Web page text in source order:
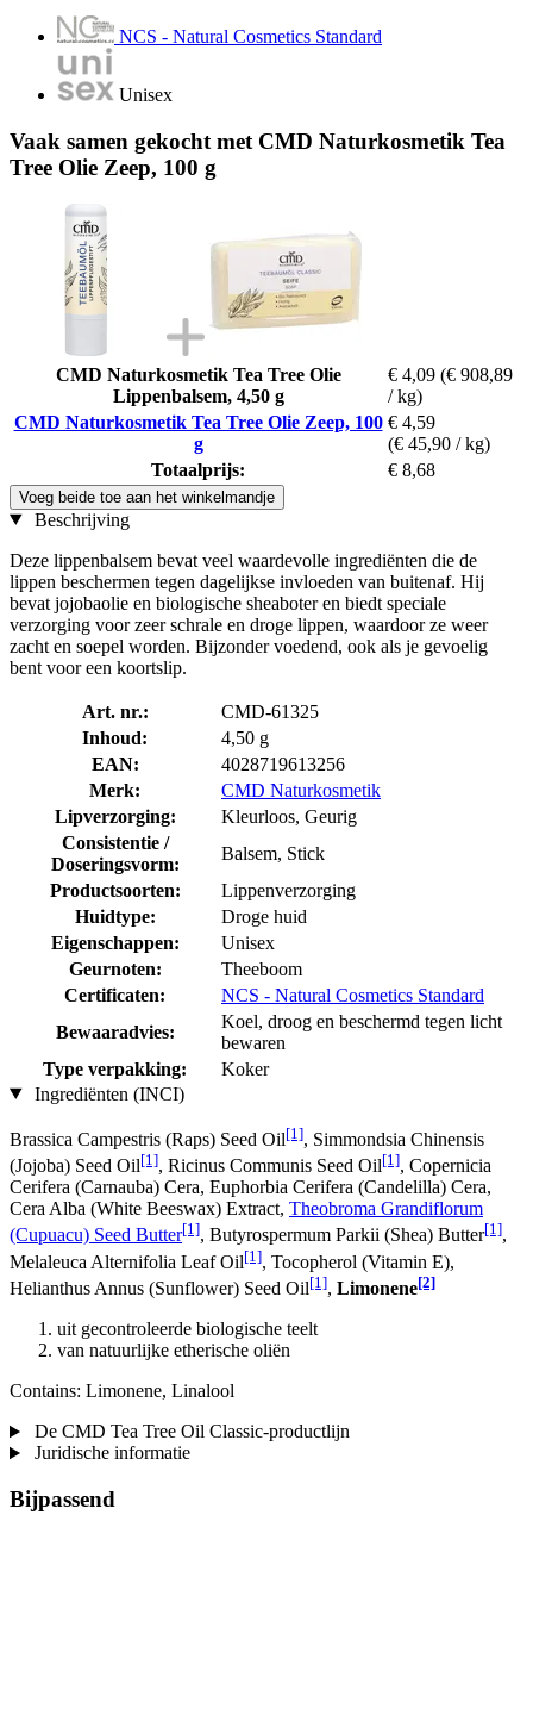
NCS - Natural Cosmetics Standard
Unisex
Vaak samen gekocht met CMD Naturkosmetik Tea
Tree Olie Zeep, 100 g
CMD Naturkosmetik Tea Tree Olie
Lippenbalsem, 4,50 g
€ 4,09 (€ 908,89
/ kg)
CMD Naturkosmetik Tea Tree Olie Zeep, 100
g
€ 4,59
(€ 45,90 / kg)
Totaalprijs:
€ 8,68
Voeg beide toe aan het winkelmandje
Beschrijving
Deze lippenbalsem bevat veel waardevolle ingrediënten die de
lippen beschermen tegen dagelijkse invloeden van buitenaf. Hij
bevat jojobaolie en biologische sheaboter en biedt speciale
verzorging voor zeer schrale en droge lippen, waardoor ze weer
zacht en soepel worden. Bijzonder voedend, ook als je gevoelig
bent voor een koortslip.
Art. nr.:
CMD-61325
Inhoud:
4,50 g
EAN:
4028719613256
Merk:
CMD Naturkosmetik
Lipverzorging:
Kleurloos, Geurig
Consistentie /
Doseringsvorm:
Balsem, Stick
Productsoorten:
Lippenverzorging
Huidtype:
Droge huid
Eigenschappen:
Unisex
Geurnoten:
Theeboom
Certificaten:
NCS - Natural Cosmetics Standard
Bewaaradvies:
Koel, droog en beschermd tegen licht
bewaren
Type verpakking:
Koker
Ingrediënten (INCI)
Brassica Campestris (Raps) Seed Oil[1], Simmondsia Chinensis
(Jojoba) Seed Oil[1], Ricinus Communis Seed Oil[1], Copernicia
Cerifera (Carnauba) Cera, Euphorbia Cerifera (Candelilla) Cera,
Cera Alba (White Beeswax) Extract, Theobroma Grandiflorum
(Cupuacu) Seed Butter[1], Butyrospermum Parkii (Shea) Butter[1],
Melaleuca Alternifolia Leaf Oil[1], Tocopherol (Vitamin E),
Helianthus Annus (Sunflower) Seed Oil[1], Limonene[2]
uit gecontroleerde biologische teelt
van natuurlijke etherische oliën
Contains: Limonene, Linalool
De CMD Tea Tree Oil Classic-productlijn
Juridische informatie
Bijpassend